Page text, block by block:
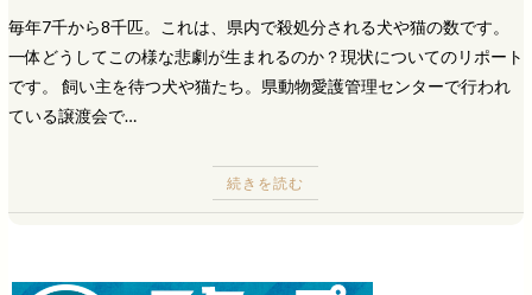
毎年7千から8千匹。これは、県内で殺処分される犬や猫の数です。
一体どうしてこの様な悲劇が生まれるのか？現状についてのリポート
です。 飼い主を待つ犬や猫たち。県動物愛護管理センターで行われ
ている譲渡会で…
続きを読む